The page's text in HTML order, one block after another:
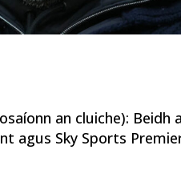
an cluiche): Beidh
agus Sky Sports